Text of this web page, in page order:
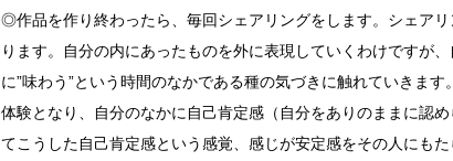
◎作品を作り終わったら、毎回シェアリングをします。シェア
ります。自分の内にあったものを外に表現していくわけですが
に”味わう”という時間のなかである種の気づきに触れていきま
体験となり、自分のなかに自己肯定感（自分をありのままに認
てこうした自己肯定感という感覚、感じが安定感をその人にも